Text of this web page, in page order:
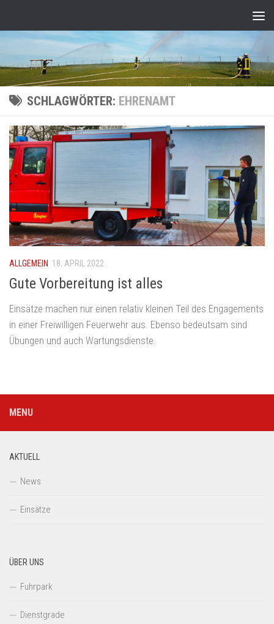
SCHLAGWÖRTER: EHRENAMT
ALLGEMEIN 18. APRIL 2022
Gute Vorbereitung ist alles
Einsätze machen nur einen relativ kleinen Teil des Engagements
in einer Freiwilligen Feuerwehr aus. Ebenso bedeutsam sind
Übungen und auch Wartungsdienste.
MENU
AKTUELL
News
Einsätze
ÜBER UNS
Fuhrpark
Dienstgrade